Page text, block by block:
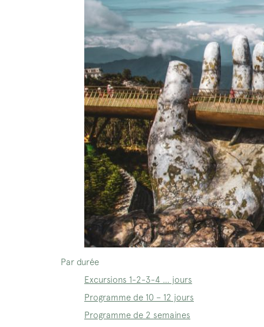
Par durée
Excursions 1-2-3-4 … jours
Programme de 10 – 12 jours
Programme de 2 semaines